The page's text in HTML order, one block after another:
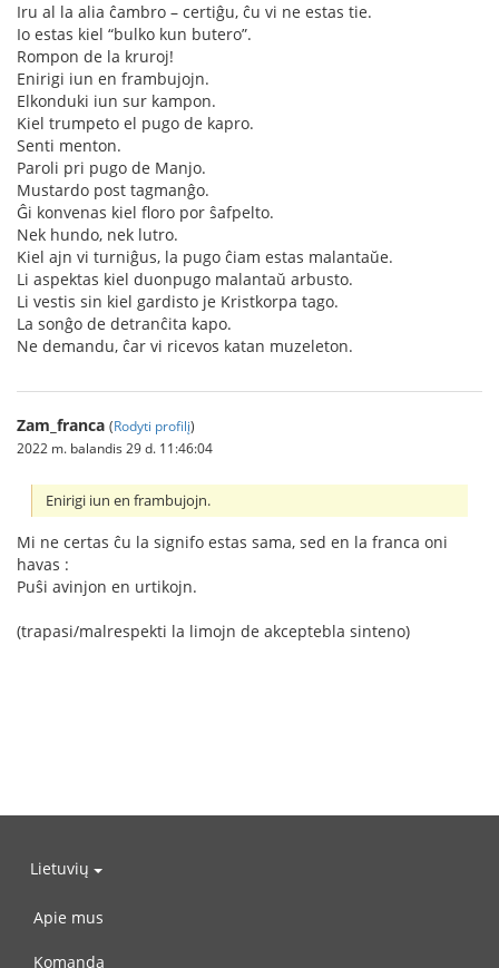
Iru al la alia ĉambro – certiĝu, ĉu vi ne estas tie.
Io estas kiel “bulko kun butero”.
Rompon de la kruroj!
Enirigi iun en frambujojn.
Elkonduki iun sur kampon.
Kiel trumpeto el pugo de kapro.
Senti menton.
Paroli pri pugo de Manjo.
Mustardo post tagmanĝo.
Ĝi konvenas kiel floro por ŝafpelto.
Nek hundo, nek lutro.
Kiel ajn vi turniĝus, la pugo ĉiam estas malantaŭe.
Li aspektas kiel duonpugo malantaŭ arbusto.
Li vestis sin kiel gardisto je Kristkorpa tago.
La sonĝo de detranĉita kapo.
Ne demandu, ĉar vi ricevos katan muzeleton.
Zam_franca (Rodyti profilį)
2022 m. balandis 29 d. 11:46:04
Enirigi iun en frambujojn.
Mi ne certas ĉu la signifo estas sama, sed en la franca oni
havas :
Puŝi avinjon en urtikojn.
(trapasi/malrespekti la limojn de akceptebla sinteno)
Lietuvių
Apie mus
Komanda